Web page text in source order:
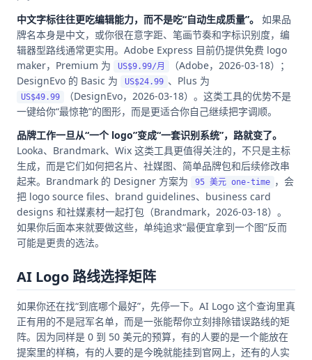
中文字标往往更吃编辑能力，而不是吃“自动生成质量”。
如果品
牌名本身是中文，或你很在意字距、笔画节奏和字标识别度，编
辑器型路线通常更实用。Adobe Express 目前仍提供免费 logo
maker，Premium 为
US$9.99/月
（Adobe，2026-03-18）；
DesignEvo 的 Basic 为
US$24.99 、Plus 为
US$49.99
（DesignEvo，2026-03-18）。这类工具的优势不是
一键给你“最惊艳”的图形，而是更适合你自己继续把字调顺。
品牌工作一旦从“一个 logo”变成“一套识别系统”，路就变了。
Looka、Brandmark、Wix 这类工具更值得关注的，不只是主标
生成，而是它们如何把名片、社媒图、简单品牌包和后续修改串
起来。Brandmark 的 Designer 方案为
95 美元 one-time ，会
把 logo source files、brand guidelines、business card
designs 和社媒素材一起打包（Brandmark，2026-03-18）。
如果你后面本来就要做这些，单纯追求“最便宜拿到一个图”反而
可能是更贵的选法。
AI Logo 路线选择矩阵
如果你还在找“到底哪个最好”，先停一下。AI Logo 这个查询里真
正有用的不是冠军名单，而是一张能帮你立刻排除错误路线的矩
阵。因为同样是 0 到 50 美元的预算，有的人要的是一个能放在
提案里的样稿，有的人要的是今晚就能挂到官网上，还有的人实